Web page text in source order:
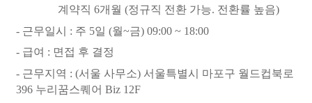
계약직 6개월 (정규직 전환 가능. 전환률 높음)
- 근무일시 : 주 5일 (월~금) 09:00 ~ 18:00
- 급여 : 면접 후 결정
- 근무지역 : (서울 사무소) 서울특별시 마포구 월드컵북로
396 누리꿈스퀘어 Biz 12F